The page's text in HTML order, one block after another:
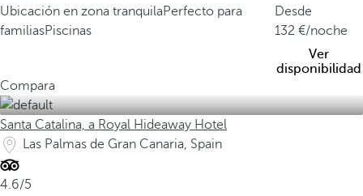
Ubicación en zona tranquilaPerfecto para
familiasPiscinas
Desde
132
/noche
Ver
disponibilidad
Compara
Santa Catalina, a Royal Hideaway Hotel
Las Palmas de Gran Canaria, Spain
4.6/5